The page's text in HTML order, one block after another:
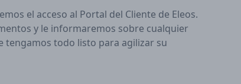
el acceso al Portal del Cliente de Eleos.
y le informaremos sobre cualquier
tengamos todo listo para agilizar su